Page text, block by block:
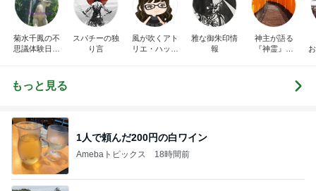
菊水千鳳の不
思議体験日記
神仏との橋渡
し役をさせて
ない世界をご
紹介していま
す。
スパチーの独
り言
風が吹くアト
リエ・ハッピ
雅な御朱印情
報
神主が語る
『神霊』と
伝へるブログ
もっと見る
1人で頼んだ200円の白ワイン
Amebaトピックス 18時間前